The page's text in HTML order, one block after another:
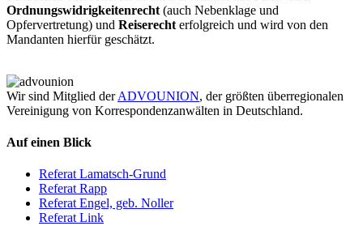
Ordnungswidrigkeitenrecht (auch Nebenklage und
Opfervertretung) und Reiserecht erfolgreich und wird von den
Mandanten hierfür geschätzt.
Wir sind Mitglied derADVOUNION, der größten überregionalen
Vereinigung von Korrespondenzanwälten in Deutschland.
Auf einen Blick
Referat Lamatsch-Grund
Referat Rapp
Referat Engel, geb. Noller
Referat Link